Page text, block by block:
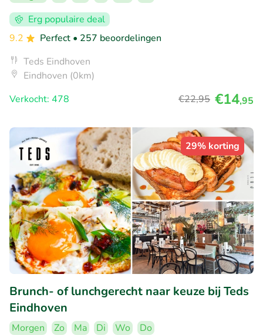
Erg populaire deal
9.2
Perfect • 257 beoordelingen
Teds Eindhoven
Eindhoven (0km)
Verkocht: 478
€22,95 €14,95
29% korting
Brunch- of lunchgerecht naar keuze bij Teds
Eindhoven
Morgen Zo Ma Di Wo
Do